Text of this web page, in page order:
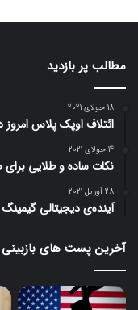
مطالب پر بازدید
18 جولای 2021
ائتلاف اوپک پلاس
14 جولای 2021
نکات ساده و طلایی
28 آوریل 2021
آینده‌ی دیجیتالی
آخرین پست های